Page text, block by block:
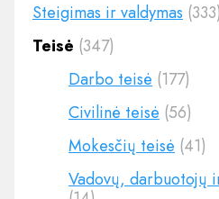
Steigimas ir valdymas (333)
Teisė (347)
Darbo teisė (177)
Civilinė teisė (56)
Mokesčių teisė (41)
Vadovų, darbuotojų